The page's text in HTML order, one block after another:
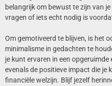
belangrijk om bewust te zijn van
vragen of iets echt nodig is
Om gemotiveerd te blijven, is het
minimalisme in gedachten te
je kunt ervaren in een
evenals de positieve impact die je
financiële welzijn. Blijf jezelf